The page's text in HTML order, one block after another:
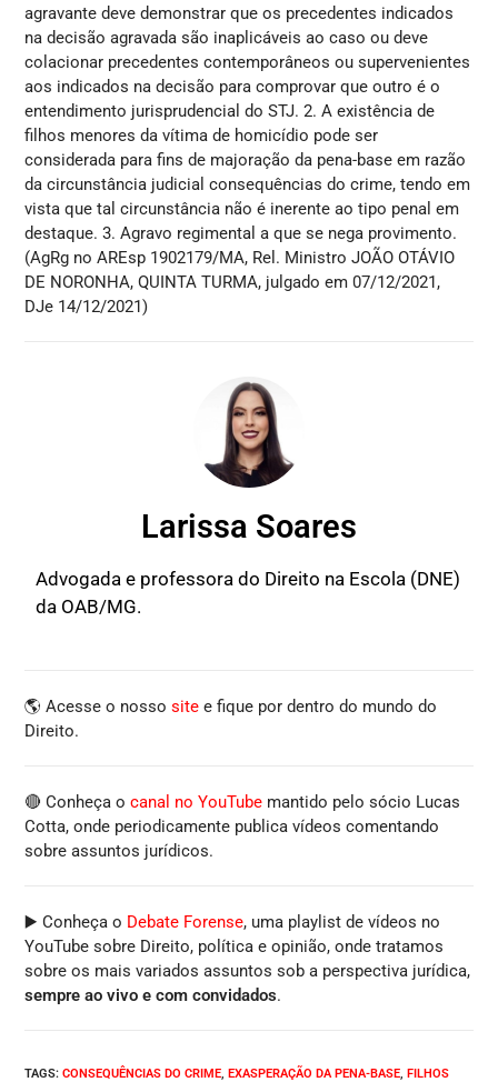
agravante deve demonstrar que os precedentes indicados
na decisão agravada são inaplicáveis ao caso ou deve
colacionar precedentes contemporâneos ou supervenientes
aos indicados na decisão para comprovar que outro é o
entendimento jurisprudencial do STJ. 2. A existência de
filhos menores da vítima de homicídio pode ser
considerada para fins de majoração da pena-base em razão
da circunstância judicial consequências do crime, tendo em
vista que tal circunstância não é inerente ao tipo penal em
destaque. 3. Agravo regimental a que se nega provimento.
(AgRg no AREsp 1902179/MA, Rel. Ministro JOÃO OTÁVIO
DE NORONHA, QUINTA TURMA, julgado em 07/12/2021,
DJe 14/12/2021)
Larissa Soares
Advogada e professora do Direito na Escola (DNE)
da OAB/MG.
🌎 Acesse o nossosite e fique por dentro do mundo do
Direito.
🔴 Conheça ocanal no YouTube mantido pelo sócio Lucas
Cotta, onde periodicamente publica vídeos comentando
sobre assuntos jurídicos.
▶️ Conheça o Debate Forense, uma playlist de vídeos no
YouTube sobre Direito, política e opinião, onde tratamos
sobre os mais variados assuntos sob a perspectiva jurídica,
sempre ao vivo e com convidados.
TAGS:CONSEQUÊNCIAS DO CRIME, EXASPERAÇÃO DA PENA-BASE, FILHOS